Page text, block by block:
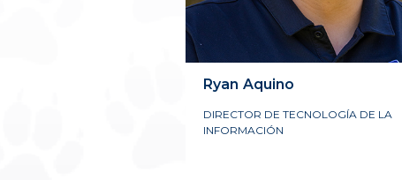
Ryan Aquino
DIRECTOR DE TECNOLOGÍA DE LA
INFORMACIÓN